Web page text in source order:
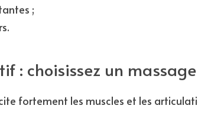
;
: choisissez un
fortement les muscles et les